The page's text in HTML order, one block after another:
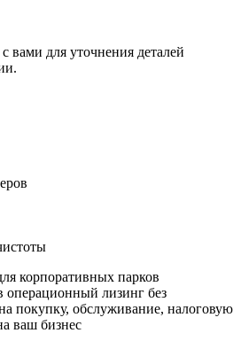
вами для уточнения деталей
корпоративных парков
операционный лизинг без
покупку, обслуживание, налоговую
ваш бизнес